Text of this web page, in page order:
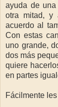
ayuda de
otra mitad, y
acuerdo al
Con estas
uno grande,
dos más
quiere
en partes
Fácilmente